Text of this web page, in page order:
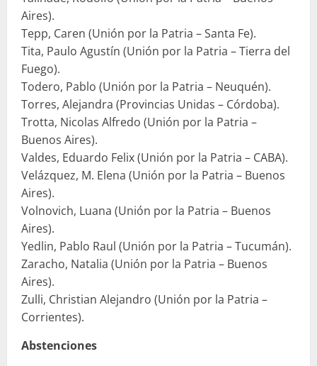
Aires).
Tepp, Caren (Unión por la Patria – Santa Fe).
Tita, Paulo Agustín (Unión por la Patria – Tierra del
Fuego).
Todero, Pablo (Unión por la Patria – Neuquén).
Torres, Alejandra (Provincias Unidas – Córdoba).
Trotta, Nicolas Alfredo (Unión por la Patria –
Buenos Aires).
Valdes, Eduardo Felix (Unión por la Patria – CABA).
Velázquez, M. Elena (Unión por la Patria – Buenos
Aires).
Volnovich, Luana (Unión por la Patria – Buenos
Aires).
Yedlin, Pablo Raul (Unión por la Patria – Tucumán).
Zaracho, Natalia (Unión por la Patria – Buenos
Aires).
Zulli, Christian Alejandro (Unión por la Patria –
Corrientes).
Abstenciones